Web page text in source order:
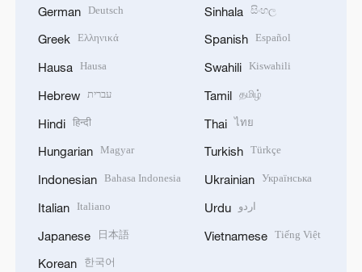
German Deutsch
Greek Ελληνικά
Hausa Hausa
Hebrew עברית
Hindi हिन्दी
Hungarian Magyar
Indonesian Bahasa Indonesia
Italian Italiano
Japanese 日本語
Korean 한국어
Sinhala සිංහල
Spanish Español
Swahili Kiswahili
Tamil தமிழ்
Thai ไทย
Turkish Türkçe
Ukrainian Українська
Urdu اردو
Vietnamese Tiếng Việt